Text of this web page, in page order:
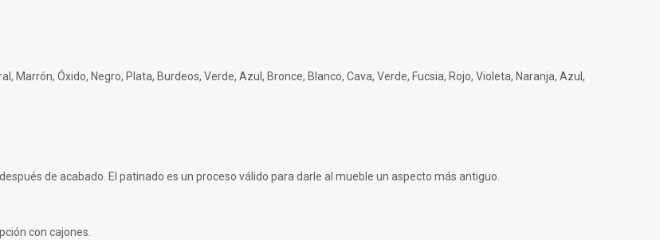
Marrón, Óxido, Negro, Plata, Burdeos, Verde, Azul, Bronce, Blanco, Cava, Verde, Fucsia, Rojo, Violeta, Naranja, Azul,
de acabado. El patinado es un proceso válido para darle al mueble un aspecto más antiguo.
con cajones.